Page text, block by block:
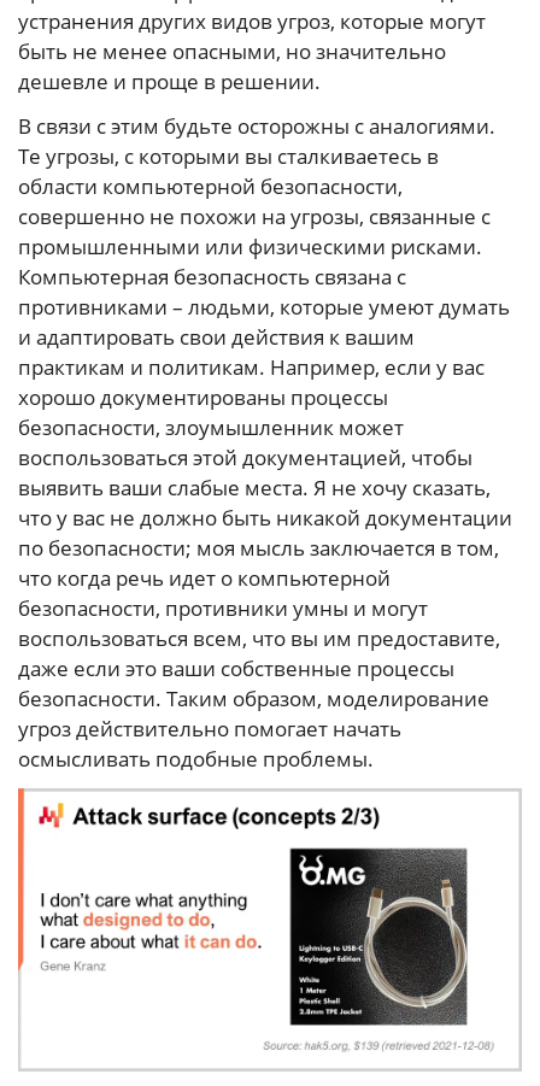
устранения других видов угроз, которые могут
быть не менее опасными, но значительно
дешевле и проще в решении.
В связи с этим будьте осторожны с аналогиями.
Те угрозы, с которыми вы сталкиваетесь в
области компьютерной безопасности,
совершенно не похожи на угрозы, связанные с
промышленными или физическими рисками.
Компьютерная безопасность связана с
противниками – людьми, которые умеют думать
и адаптировать свои действия к вашим
практикам и политикам. Например, если у вас
хорошо документированы процессы
безопасности, злоумышленник может
воспользоваться этой документацией, чтобы
выявить ваши слабые места. Я не хочу сказать,
что у вас не должно быть никакой документации
по безопасности; моя мысль заключается в том,
что когда речь идет о компьютерной
безопасности, противники умны и могут
воспользоваться всем, что вы им предоставите,
даже если это ваши собственные процессы
безопасности. Таким образом, моделирование
угроз действительно помогает начать
осмысливать подобные проблемы.